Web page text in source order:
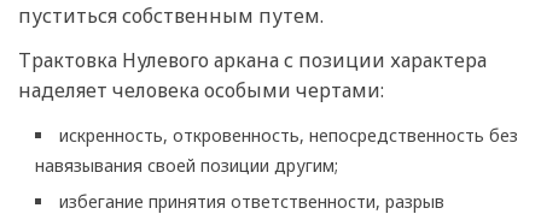
пуститься собственным путем.
Трактовка Нулевого аркана с позиции характера
наделяет человека особыми чертами:
искренность, откровенность, непосредственность без
навязывания своей позиции другим;
избегание принятия ответственности, разрыв